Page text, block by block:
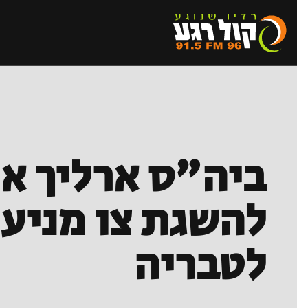
ביה"ס ארליך
להשגת צו
לטבריה